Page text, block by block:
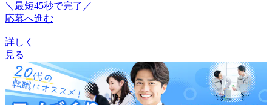
＼最短45秒で完了／
応募へ進む
詳しく
見る